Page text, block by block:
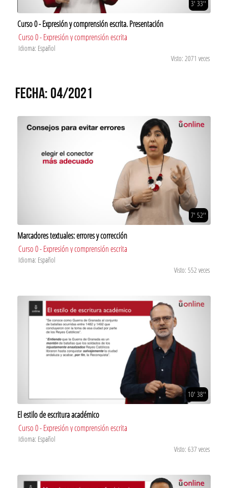
3' 33''
Curso 0 - Expresión y comprensión escrita. Presentación
Curso 0 - Expresión y comprensión escrita
Idioma: Español
Visto: 2071 veces
FECHA: 04/2021
7' 52''
Marcadores textuales: errores y corrección
Curso 0 - Expresión y comprensión escrita
Idioma: Español
Visto: 552 veces
10' 38''
El estilo de escritura académico
Curso 0 - Expresión y comprensión escrita
Idioma: Español
Visto: 637 veces